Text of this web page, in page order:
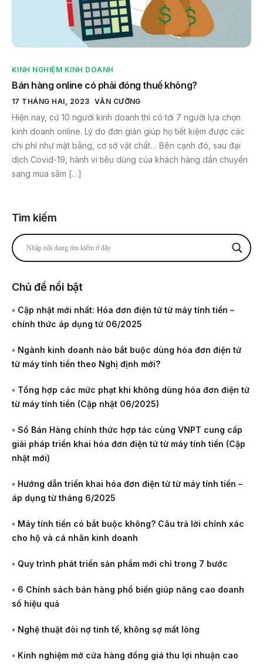
KINH NGHIỆM KINH DOANH
Bán hàng online có phải đóng thuế không?
17 THÁNG HAI, 2023 VĂN CƯỜNG
Hiện nay, cứ 10 người kinh doanh thì có tới 7 người lựa chọn
kinh doanh online. Lý do đơn giản giúp họ tiết kiệm được các
chi phí như mặt bằng, cơ sở vật chất… Bên cạnh đó, sau đại
dịch Covid-19, hành vi tiêu dùng của khách hàng dần chuyển
sang mua sắm […]
Tìm kiếm
Chủ đề nổi bật
• Cập nhật mới nhất: Hóa đơn điện tử từ máy tính tiền –
chính thức áp dụng từ 06/2025
• Ngành kinh doanh nào bắt buộc dùng hóa đơn điện tử
từ máy tính tiền theo Nghị định mới?
• Tổng hợp các mức phạt khi không dùng hóa đơn điện tử
từ máy tính tiền (Cập nhật 06/2025)
• Sổ Bán Hàng chính thức hợp tác cùng VNPT cung cấp
giải pháp triển khai hóa đơn điện tử từ máy tính tiền (Cập
nhật mới)
• Hướng dẫn triển khai hóa đơn điện tử từ máy tính tiền –
áp dụng từ tháng 6/2025
• Máy tính tiền có bắt buộc không? Câu trả lời chính xác
cho hộ và cá nhân kinh doanh
• Quy trình phát triển sản phẩm mới chỉ trong 7 bước
• 6 Chính sách bán hàng phổ biến giúp nâng cao doanh
số hiệu quả
• Nghệ thuật đòi nợ tinh tế, không sợ mất lòng
• Kinh nghiệm mở cửa hàng đồng giá thu lợi nhuận cao